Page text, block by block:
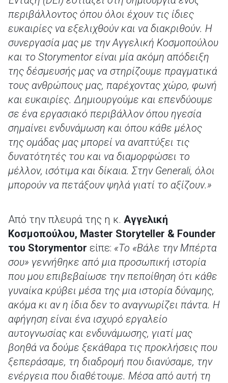
περιβάλλοντος όπου όλοι έχουν τις ίδιες
ευκαιρίες να εξελιχθούν και να διακριθούν. Η
συνεργασία μας με την Αγγελική Κοσμοπούλου
και το Storymentor είναι μία ακόμη απόδειξη
της δέσμευσής μας να στηρίζουμε πραγματικά
τους ανθρώπους μας, παρέχοντας χώρο, φωνή
και ευκαιρίες. Δημιουργούμε και επενδύουμε
σε ένα εργασιακό περιβάλλον όπου ηγεσία
σημαίνει ενδυνάμωση και όπου κάθε μέλος
της ομάδας μας μπορεί να αναπτύξει τις
δυνατότητές του και να διαμορφώσει το
μέλλον, ισότιμα και δίκαια. Στην Generali, όλοι
μπορούν να πετάξουν ψηλά γιατί το αξίζουν.»
Από την πλευρά της η κ. Αγγελική
Κοσμοπούλου, Master Storyteller & Founder
του Storymentor είπε: «Το «Βάλε την Μπέρτα
σου» γεννήθηκε από μια προσωπική ιστορία
που μου επιβεβαίωσε την πεποίθηση ότι κάθε
γυναίκα κρύβει μέσα της μια ιστορία δύναμης,
ακόμα κι αν η ίδια δεν το αναγνωρίζει πάντα. Η
αφήγηση είναι ένα ισχυρό εργαλείο
αυτογνωσίας και ενδυνάμωσης, γιατί μας
βοηθά να δούμε ξεκάθαρα τις προκλήσεις που
ξεπεράσαμε, τη διαδρομή που διανύσαμε, την
ενέργεια που διαθέτουμε. Μέσα από αυτή τη